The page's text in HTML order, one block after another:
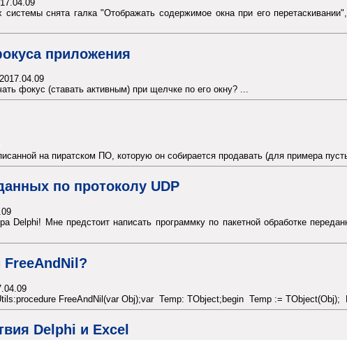
системы снята галка "Отображать содержимое окна при его
приложения
фокус (ставать активным) при щелчке по его окну? ...
на пиратском ПО, которую он собирается продавать (для примера
по протоколу UDP
Delphi! Мне предстоит написать программку по пакетной обработке
FreeAndNil(var Obj);var Temp: TObject;begin Temp :=
Delphi и Excel